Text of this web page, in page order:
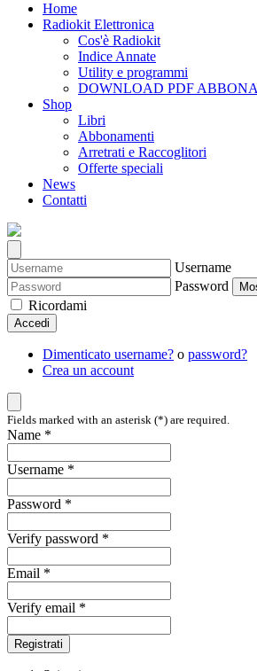
Home
Radiokit Elettronica
Cos'è Radiokit
Indice Annate
Utility e programmi
DOWNLOAD PDF
Shop
Libri
Abbonamenti
Arretrati e Raccoglitori
Offerte speciali
News
Contatti
Username
Password
Ricordami
Accedi
Dimenticato username? o password?
Crea un account
Fields marked with an asterisk (*) are required.
Name *
Username *
Password *
Verify password *
Email *
Verify email *
Registrati